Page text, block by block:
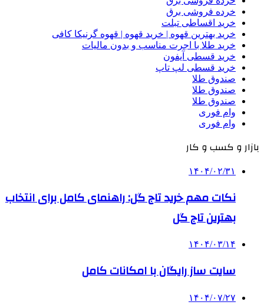
خرده فروشی برق
خرید اقساطی تبلت
خرید بهترین قهوه | خرید قهوه | قهوه گرنیکا کافی
خرید طلا با اجرت مناسب و بدون مالیات
خرید قسطی آیفون
خرید قسطی لپ تاپ
صندوق طلا
صندوق طلا
صندوق طلا
وام فوری
وام فوری
بازار و کسب و کار
۱۴۰۴/۰۲/۳۱
نکات مهم خرید تاج گل: راهنمای کامل برای انتخاب
بهترین تاج گل
۱۴۰۴/۰۳/۱۴
سایت ساز رایگان با امکانات کامل
۱۴۰۴/۰۷/۲۷